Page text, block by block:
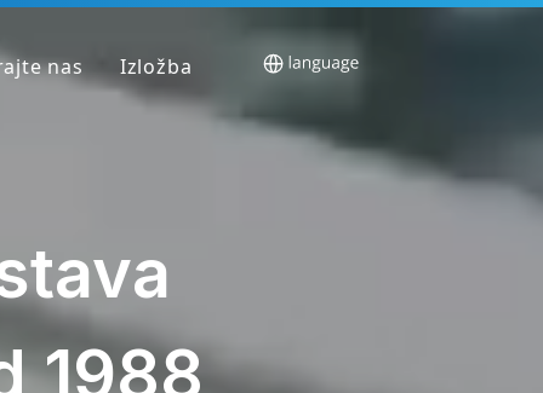
nas Izložba
1988